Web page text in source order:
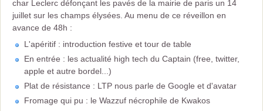
char Leclerc défonçant les pavés de la mairie de paris un 14
juillet sur les champs élysées. Au menu de ce réveillon en
avance de 48h :
L'apéritif : introduction festive et tour de table
En entrée : les actualité high tech du Captain (free, twitter,
apple et autre bordel...)
Plat de résistance : LTP nous parle de Google et d'avatar
Fromage qui pu : le Wazzuf nécrophile de Kwakos